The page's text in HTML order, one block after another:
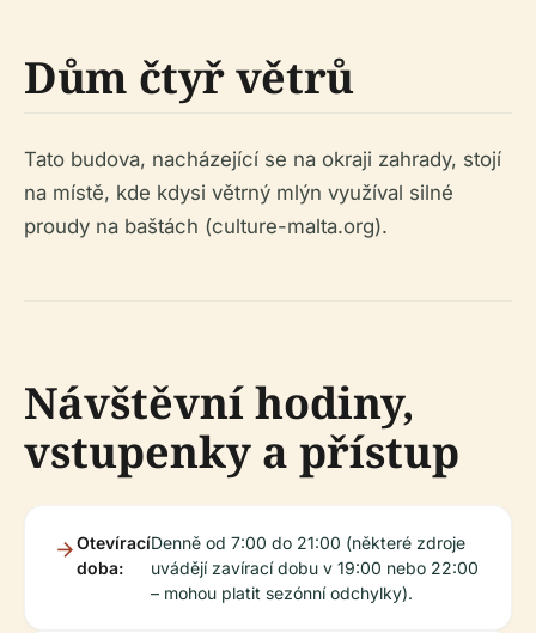
Dům čtyř větrů
Tato budova, nacházející se na okraji zahrady, stojí
na místě, kde kdysi větrný mlýn využíval silné
proudy na baštách (culture-malta.org).
Návštěvní hodiny,
vstupenky a přístup
Otevírací
doba:
Denně od 7:00 do 21:00 (některé zdroje
uvádějí zavírací dobu v 19:00 nebo 22:00
– mohou platit sezónní odchylky).